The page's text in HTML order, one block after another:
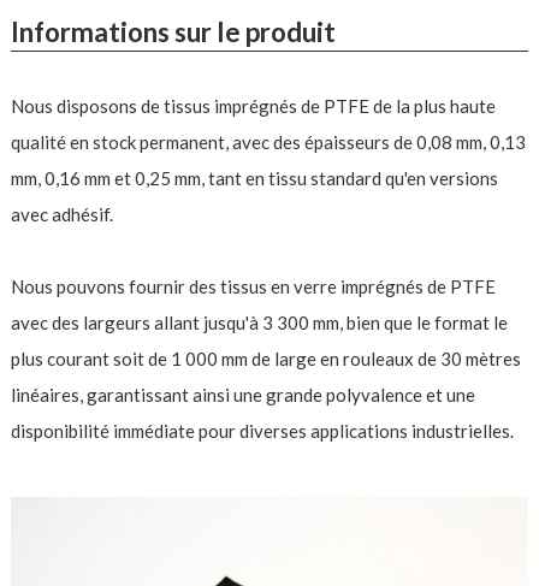
Informations sur le produit
Nous disposons de tissus imprégnés de PTFE de la plus haute
qualité en stock permanent, avec des épaisseurs de 0,08 mm, 0,13
mm, 0,16 mm et 0,25 mm, tant en tissu standard qu'en versions
avec adhésif.
Nous pouvons fournir des tissus en verre imprégnés de PTFE
avec des largeurs allant jusqu'à 3 300 mm, bien que le format le
plus courant soit de 1 000 mm de large en rouleaux de 30 mètres
linéaires, garantissant ainsi une grande polyvalence et une
disponibilité immédiate pour diverses applications industrielles.